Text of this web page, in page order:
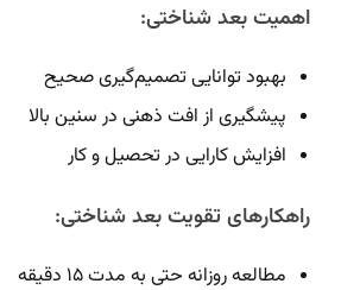
اهمیت بعد شناختی:
بهبود توانایی تصمیم‌گیری صحیح
پیشگیری از افت ذهنی در سنین بالا
افزایش کارایی در تحصیل و کار
راهکارهای تقویت بعد شناختی:
مطالعه روزانه حتی به مدت ۱۵ دقیقه